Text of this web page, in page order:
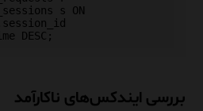
s ON
بررسی ایندکس‌های ناکارآمد